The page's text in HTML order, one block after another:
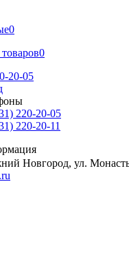
0
0
20-05
220-20-05
220-20-11
Новгород, ул.